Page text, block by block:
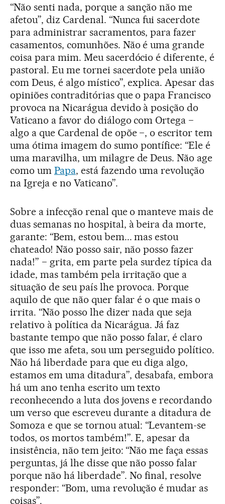
“Não senti nada, porque a sanção não me
afetou”, diz Cardenal. “Nunca fui sacerdote
para administrar sacramentos, para fazer
casamentos, comunhões. Não é uma grande
coisa para mim. Meu sacerdócio é diferente, é
pastoral. Eu me tornei sacerdote pela união
com Deus, é algo místico”, explica. Apesar das
opiniões contraditórias que o papa Francisco
provoca na Nicarágua devido à posição do
Vaticano a favor do diálogo com Ortega −
algo a que Cardenal de opõe −, o escritor tem
uma ótima imagem do sumo pontífice: “Ele é
uma maravilha, um milagre de Deus. Não age
como um Papa, está fazendo uma revolução
na Igreja e no Vaticano”.
Sobre a infecção renal que o manteve mais de
duas semanas no hospital, à beira da morte,
garante: “Bem, estou bem... mas estou
chateado! Não posso sair, não posso fazer
nada!” − grita, em parte pela surdez típica da
idade, mas também pela irritação que a
situação de seu país lhe provoca. Porque
aquilo de que não quer falar é o que mais o
irrita. “Não posso lhe dizer nada que seja
relativo à política da Nicarágua. Já faz
bastante tempo que não posso falar, é claro
que isso me afeta, sou um perseguido político.
Não há liberdade para que eu diga algo,
estamos em uma ditadura”, desabafa, embora
há um ano tenha escrito um texto
reconhecendo a luta dos jovens e recordando
um verso que escreveu durante a ditadura de
Somoza e que se tornou atual: “Levantem-se
todos, os mortos também!”. E, apesar da
insistência, não tem jeito: “Não me faça essas
perguntas, já lhe disse que não posso falar
porque não há liberdade”. No final, resolve
responder: “Bom, uma revolução é mudar as
coisas”.